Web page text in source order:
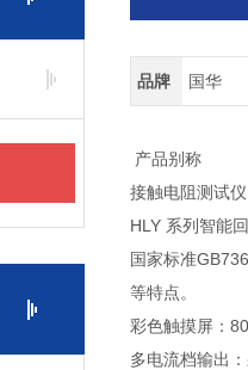
品牌 国华
产品别称
接触电阻测试
HLY 系列智能
国家标准
等特点。
彩色触摸屏：
多电流档输出